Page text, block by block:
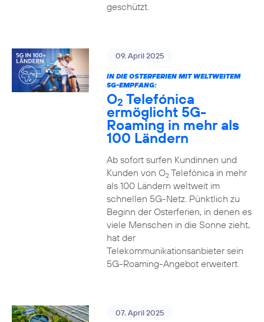
geschützt.
09. April 2025
IN DIE OSTERFERIEN MIT WELTWEITEM
5G-EMPFANG:
O2 Telefónica
ermöglicht 5G-
Roaming in mehr als
100 Ländern
Ab sofort surfen Kundinnen und
Kunden von O2Telefónica in mehr
als 100 Ländern weltweit im
schnellen 5G-Netz. Pünktlich zu
Beginn der Osterferien, in denen es
viele Menschen in die Sonne zieht,
hat der
Telekommunikationsanbieter sein
5G-Roaming-Angebot erweitert.
07. April 2025